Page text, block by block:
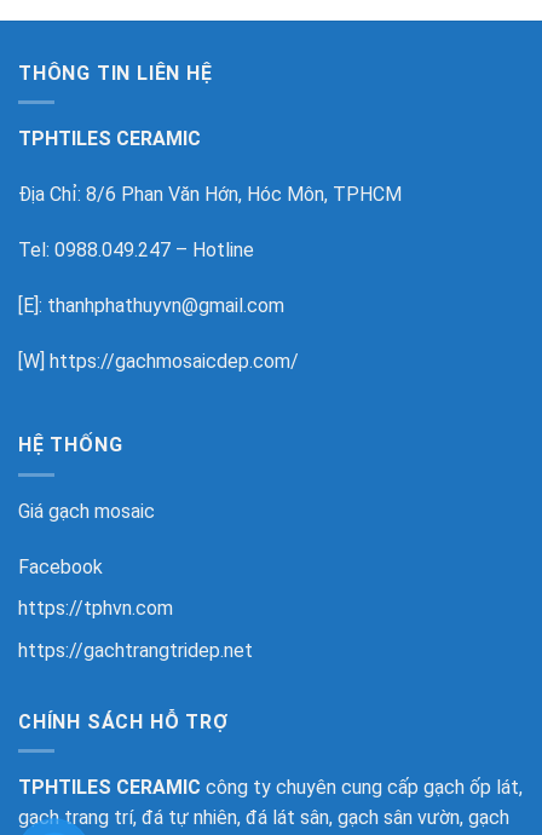
THÔNG TIN LIÊN HỆ
TPHTILES CERAMIC
Địa Chỉ: 8/6 Phan Văn Hớn, Hóc Môn, TPHCM
Tel: 0988.049.247 – Hotline
[E]: thanhphathuyvn@gmail.com
[W] https://gachmosaicdep.com/
HỆ THỐNG
Giá gạch mosaic
Facebook
https://tphvn.com
https://gachtrangtridep.net
CHÍNH SÁCH HỖ TRỢ
TPHTILES CERAMIC công ty chuyên cung cấp gạch ốp lát,
gạch trang trí, đá tự nhiên, đá lát sân, gạch sân vườn, gạch